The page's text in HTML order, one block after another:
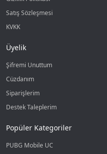
Satış Sözleşmesi
KVKK
Üyelik
Şifremi Unuttum
Cüzdanım
Siparişlerim
Destek Taleplerim
Popüler Kategoriler
PUBG Mobile UC